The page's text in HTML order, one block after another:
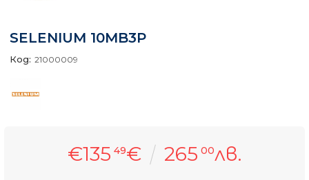
SELENIUM 10MB3P
Код: 21000009
€135 49€ 265 00лв.